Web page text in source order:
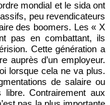
mondial et le sida ont
peu revendicateurs
des boomers. Les « X
pas en combattant, ils
Cette génération a
auprès d’un employeur.
lorsque cela ne va plus.
de salaire ou
Contrairement aux